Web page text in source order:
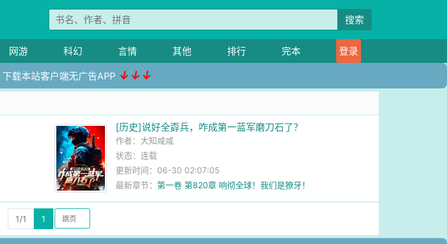
搜索
网游 科幻 言情 其他 排行 完本 登录
载本站客户端无广告APP ↓↓↓
[历史]说好全孬兵，咋成第一蓝军磨刀石了？
作者： 大知咸咸
状态：连载
更新时间：06-30 02:07:05
最新章节： 第一卷 第820章 响彻全球！我们是獠牙！
1/1 1